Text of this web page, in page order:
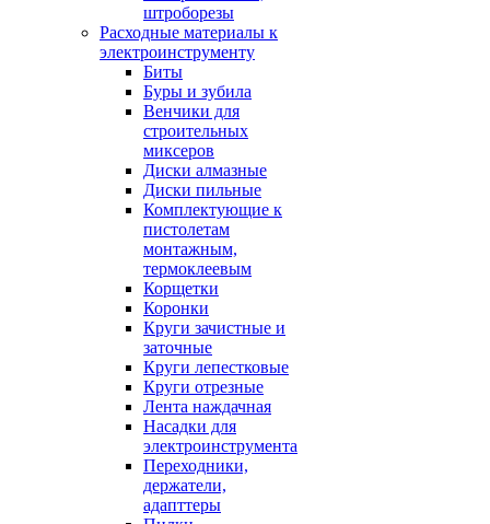
штроборезы
Расходные материалы к
электроинструменту
Биты
Буры и зубила
Венчики для
строительных
миксеров
Диски алмазные
Диски пильные
Комплектующие к
пистолетам
монтажным,
термоклеевым
Корщетки
Коронки
Круги зачистные и
заточные
Круги лепестковые
Круги отрезные
Лента наждачная
Насадки для
электроинструмента
Переходники,
держатели,
адапттеры